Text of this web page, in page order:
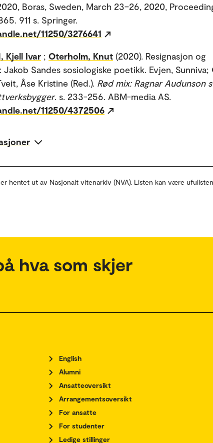
Boras, Sweden, March 23–26, 2020,
911 s. Springer.
11250/3276641
Kjell Ivar ; Oterholm, Knut (2020). Resignasjon og
Jakob Sandes sosiologiske poetikk. Evjen, Sunniva;
Åse Kristine (Red.). Rød mix: Ragnar Audunson
. s. 233-256. ABM-media AS.
11250/4372506
hentet ut av Nasjonalt vitenarkiv (NVA). Listen kan være
hva som skjer
English
Alumni
Ansatteoversikt
Arrangementsoversikt
For ansatte
For studenter
Ledige stillinger